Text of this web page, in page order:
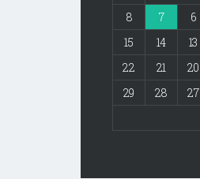
6
7
8
13
14
15
20
21
22
27
28
29